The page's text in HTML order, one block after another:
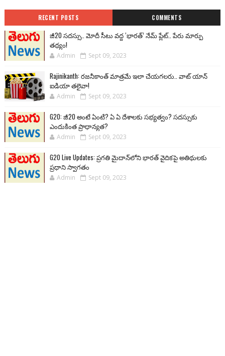
RECENT POSTS COMMENTS
జీ20 సదస్సు.. మోదీ సీటు వద్ద ‘భారత్’ నేమ్ ప్లేట్‌.. పేరు మార్పు
తథ్యం!
Admin Sept 09, 2023
Rajinikanth: రజనీకాంత్ మాత్రమే ఇలా చేయగలరు.. వాట్ యాన్
ఐడియా తలైవా!
Admin Sept 09, 2023
G20: జీ20 అంటే ఏంటి? ఏ ఏ దేశాలకు సభ్యత్వం? సదస్సుకు
ఎందుకింత ప్రాధాన్యత?
Admin Sept 09, 2023
G20 Live Updates: ప్రగతి మైదాన్‌లోని భారత్ వైదికపై అతిథులకు
ప్రధాని స్వాగతం
Admin Sept 09, 2023